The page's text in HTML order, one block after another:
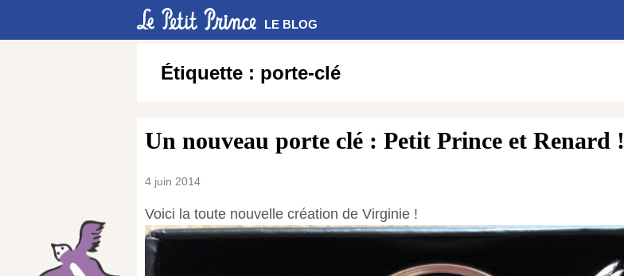
LE BLOG
Étiquette : porte-clé
Un nouveau porte clé : Petit Prince et Renard !
4 juin 2014
Voici la toute nouvelle création de Virginie !